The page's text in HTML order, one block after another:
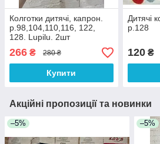
Колготки дитячі, капрон.
р.98,104,110,116, 122,
128. Lupilu. 2шт
266 ₴ 280 ₴
Купити
Дитячі
р.128
120₴
Акційні пропозиції та новинки
–5% –5%